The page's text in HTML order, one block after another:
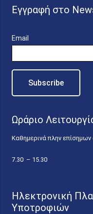
Εγγραφή στο
Email
Ωράριο
Καθημερινά πλην επίσημων
7.30 – 15.30
Ηλεκτρονική
Υποτροφιών